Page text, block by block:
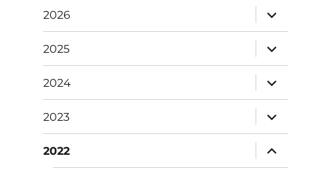
2026
2025
2024
2023
2022